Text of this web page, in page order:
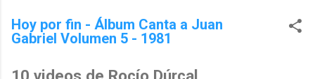
Hoy por fin - Álbum Canta a Juan
Gabriel Volumen 5 - 1981
10 videos de Rocío Dúrcal